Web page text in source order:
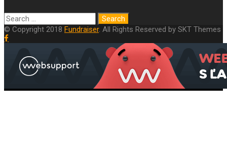
© Copyright 2018 Fundraiser. All Rights Reserved by SKT Themes